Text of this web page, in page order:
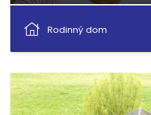
Rodinný dom